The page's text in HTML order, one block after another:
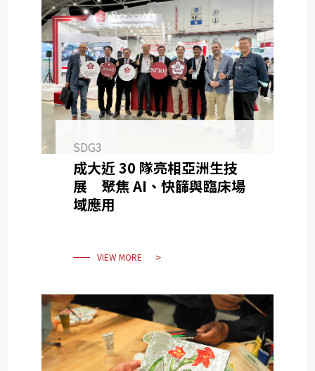
SDG3
成大近 30 隊亮相亞洲生技
展 聚焦 AI、快篩與臨床場
域應用
VIEW MORE